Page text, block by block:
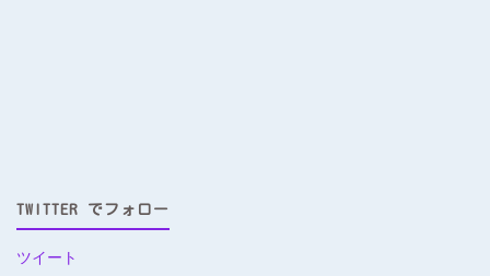
TWITTER でフォロー
ツイート